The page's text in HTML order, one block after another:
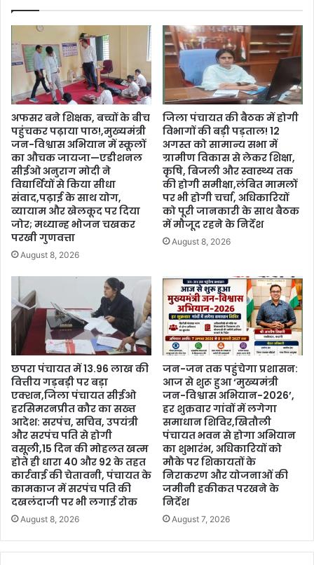
अफसर बने शिक्षक, बच्चों के बीच
पहुंचकर पढ़ाया पाठ!,मुख्यमंत्री
जन-विश्वास अभियान में स्कूलों
का औचक जायजा—एडीशनल
सीईओ अनुराग मोदी ने
विद्यार्थियों से किया सीधा
संवाद,पढ़ाई के साथ योग,
व्यायाम और खेलकूद पर दिया
जोर; मध्यान्ह भोजन चखकर
परखी गुणवत्ता
August 8, 2026
जिला पंचायत की बैठक में होगी
विभागों की बड़ी पड़ताल! 12
अगस्त को सामान्य सभा में
ग्रामीण विकास से लेकर शिक्षा,
कृषि, बिजली और स्वास्थ्य तक
की होगी समीक्षा,लंबित मामलों
पर भी होगी चर्चा, अधिकारियों
को पूरी जानकारी के साथ बैठक
में मौजूद रहने के निर्देश
August 8, 2026
छपरा पंचायत में 13.96 लाख की
वित्तीय गड़बड़ी पर बड़ा
एक्शन,जिला पंचायत सीईओ
हरसिमरनप्रीत कौर का सख्त
आदेश: सरपंच, सचिव, उपयंत्री
और सरपंच पति से होगी
वसूली,15 दिन की मोहलत खत्म
होते ही धारा 40 और 92 के तहत
कार्रवाई की चेतावनी, पंचायत के
कामकाज में सरपंच पति की
दखलंदाजी पर भी लगाई रोक
August 8, 2026
जन-जन तक पहुंचेगा प्रशासन:
आज से शुरू हुआ ‘मुख्यमंत्री
जन-विश्वास अभियान-2026’,
हर शुक्रवार गांवों में लगेगा
समाधान शिविर,खितौली
पंचायत भवन से होगा अभियान
का शुभारंभ, अधिकारियों को
मौके पर शिकायतों के
निराकरण और योजनाओं की
जमीनी हकीकत परखने के
निर्देश
August 7, 2026